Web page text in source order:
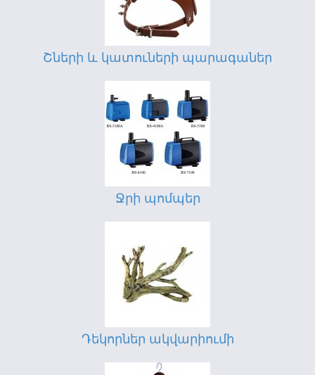
Շների և կատուների պարագաներ
Ջրի պոմպեր
Դեկորներ ակվարիումի